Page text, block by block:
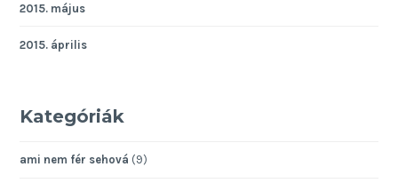
2015. május
2015. április
Kategóriák
ami nem fér sehová (9)